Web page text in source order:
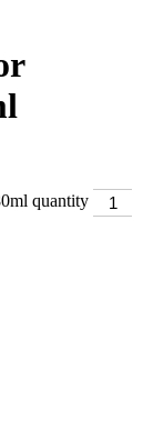
quantity